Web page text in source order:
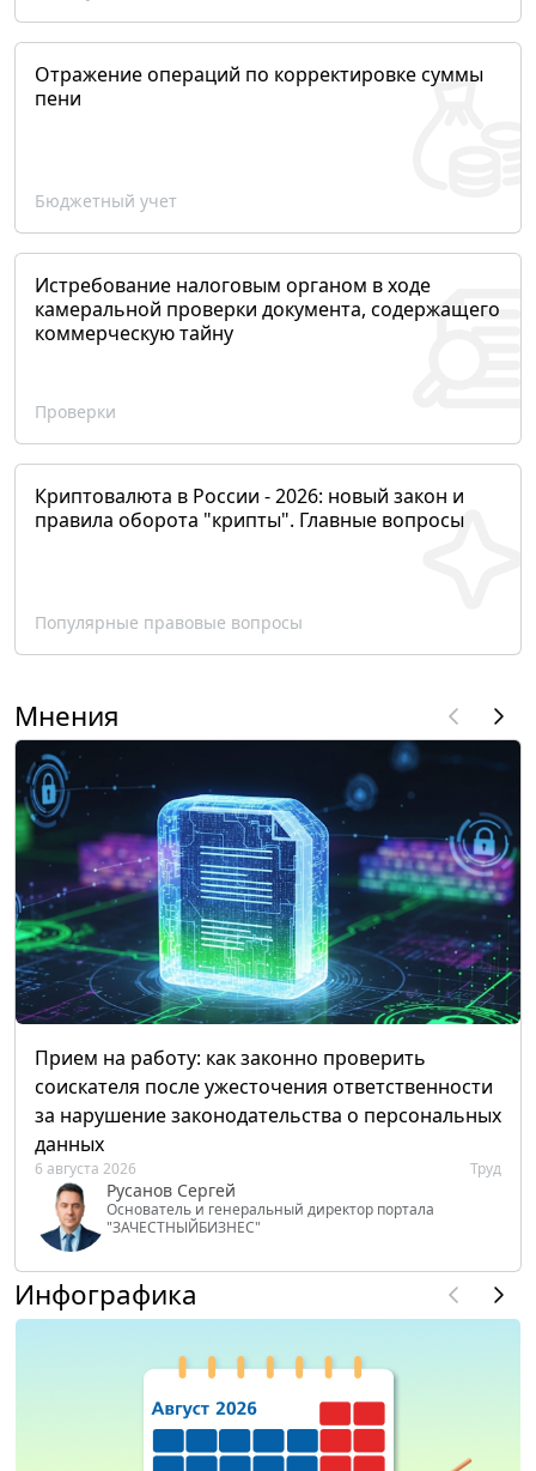
Отражение операций по корректировке суммы
пени
Бюджетный учет
Истребование налоговым органом в ходе
камеральной проверки документа, содержащего
коммерческую тайну
Проверки
Криптовалюта в России - 2026: новый закон и
правила оборота "крипты". Главные вопросы
Популярные правовые вопросы
Мнения
Прием на работу: как законно проверить
соискателя после ужесточения ответственности
за нарушение законодательства о персональных
данных
6 августа 2026 Труд
Русанов Сергей
Основатель и генеральный директор портала
"ЗАЧЕСТНЫЙБИЗНЕС"
Инфографика